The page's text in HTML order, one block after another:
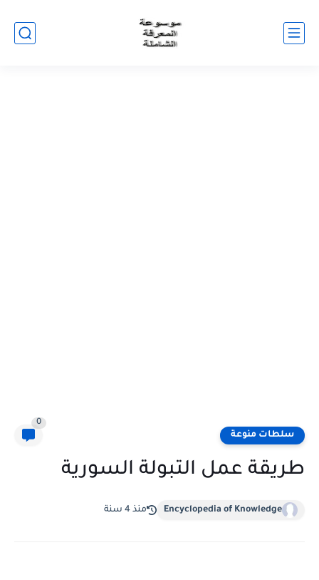
سلطات منوعة
0
طريقة عمل التبولة السورية
Encyclopedia of Knowledge منذ 4 سنة